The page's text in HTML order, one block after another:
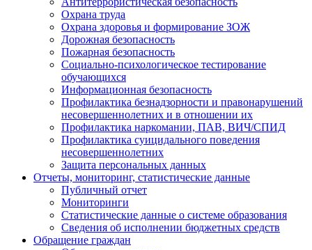
Охрана труда
Охрана здоровья и формирование ЗОЖ
Дорожная безопасность
Пожарная безопасность
Социально-психологическое тестирование
обучающихся
Информационная безопасность
Профилактика безнадзорности и правонарушений
несовершеннолетних и в отношении их
Профилактика наркомании, ПАВ, ВИЧ/СПИД
Профилактика суицидального поведения
несовершеннолетних
Защита персональных данных
Отчеты, мониторинг, статистические данные
Публичный отчет
Мониторинги
Статистические данные о системе образования
Сведения об исполнении бюджетных средств
Обращение граждан